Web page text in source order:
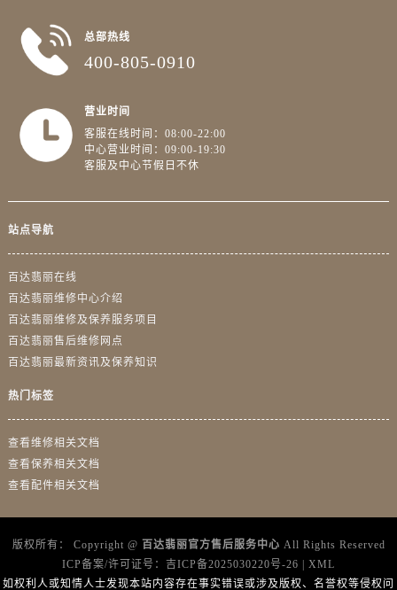
河南省安阳市文峰区解放大道百达翡丽售后服务中心（需提前预约）
河南省开封市鼓楼区中山路百达翡丽售后服务中心（需提前预约）
河南省洛阳市西工区中州中路与解放路交叉口百达翡丽售后服务中心（需提前预约）
总部热线
400-805-0910
营业时间
客服在线时间：08:00-22:00
中心营业时间：09:00-19:30
客服及中心节假日不休
站点导航
百达翡丽在线
百达翡丽维修中心介绍
百达翡丽维修及保养服务项目
百达翡丽售后维修网点
百达翡丽最新资讯及保养知识
热门标签
查看维修相关文档
查看保养相关文档
查看配件相关文档
版权所有： Copyright @ 百达翡丽官方售后服务中心 All Rights Reserved
ICP备案/许可证号： 吉ICP备2025030220号-26 | XML
如权利人或知情人士发现本站内容存在事实错误或涉及版权、名誉权等侵权问